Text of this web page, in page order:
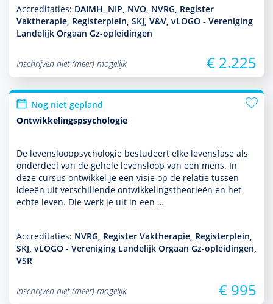
Accreditaties: DAIMH, NIP, NVO, NVRG, Register
Vaktherapie, Registerplein, SKJ, V&V, vLOGO - Vereniging
Landelijk Orgaan Gz-opleidingen
Inschrijven niet (meer) mogelijk € 2.225
Nog niet gepland
Ontwikkelingspsychologie
De levens­looppsycho­logie bestudeert elke levensfase als
onder­deel van de gehele levens­loop van een mens. In
deze cursus ontwik­kel je een visie op de relatie tussen
ideeën uit ver­schil­lende ont­wikke­lingstheorieën en het
echte leven. Die werk je uit in een …
Accreditaties: NVRG, Register Vaktherapie, Registerplein,
SKJ, vLOGO - Vereniging Landelijk Orgaan Gz-opleidingen,
VSR
Inschrijven niet (meer) mogelijk € 995